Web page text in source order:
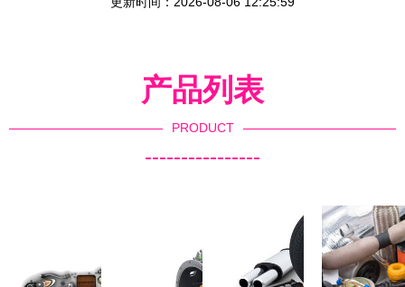
产品列表
PRODUCT
----------------